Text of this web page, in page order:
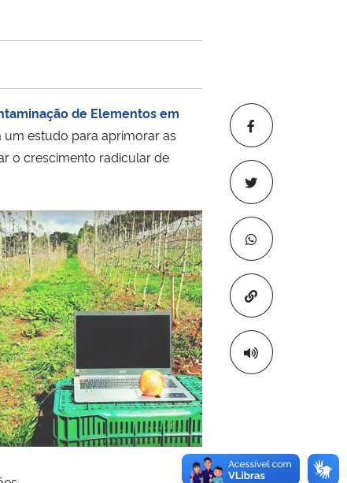
Copiar para
de Elementos em
estudo para aprimorar as
o crescimento radicular de